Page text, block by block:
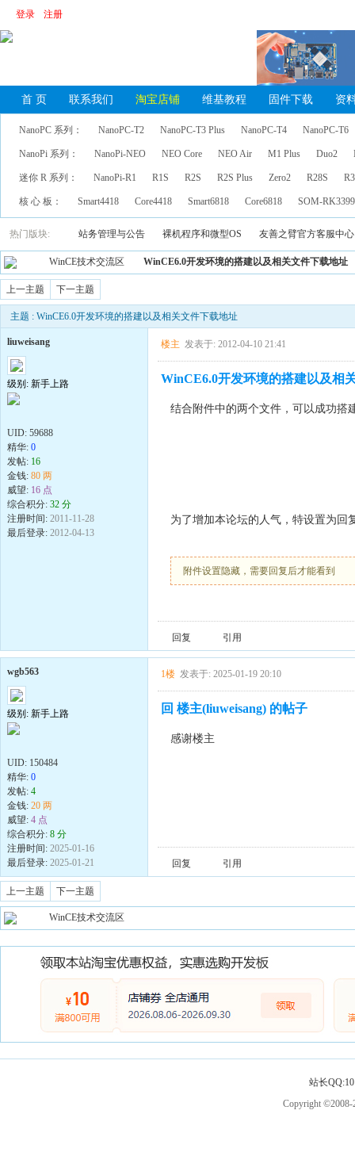
登录 注册
首 页 联系我们 淘宝店铺 维基教程 固件下载 资
NanoPC 系列： NanoPC-T2 NanoPC-T3 Plus NanoPC-T4 NanoPC-T6
NanoPi 系列： NanoPi-NEO NEO Core NEO Air M1 Plus Duo2
迷你 R 系列： NanoPi-R1 R1S R2S R2S Plus Zero2 R28S
核 心 板： Smart4418 Core4418 Smart6818 Core6818 SOM-
热门版块: 站务管理与公告 裸机程序和微型OS 友善之臂官方客服中心
WinCE技术交流区 WinCE6.0开发环境的搭建以及相关文件下载地址
上一主题 下一主题
主题 : WinCE6.0开发环境的搭建以及相关文件下载地址
liuweisang
级别: 新手上路
UID: 59688
精华: 0
发帖: 16
金钱: 80 两
威望: 16 点
综合积分: 32 分
注册时间: 2011-11-28
最后登录: 2012-04-13
楼主 发表于: 2012-04-10 21:41
WinCE6.0开发环境的搭建以及相
结合附件中的两个文件，可以成功搭
为了增加本论坛的人气，特设置为回
附件设置隐藏，需要回复后才能看到
回复 引用
wgb563
级别: 新手上路
UID: 150484
精华: 0
发帖: 4
金钱: 20 两
威望: 4 点
综合积分: 8 分
注册时间: 2025-01-16
最后登录: 2025-01-21
1楼 发表于: 2025-01-19 20:10
回 楼主(liuweisang) 的帖子
感谢楼主
回复 引用
上一主题 下一主题
WinCE技术交流区
站长
Copyright